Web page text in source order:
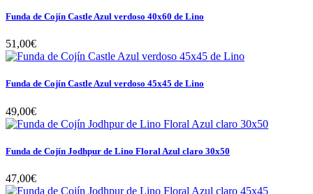
Funda de Cojín Castle Azul verdoso 40x60 de Lino
51,00€
Funda de Cojín Castle Azul verdoso 45x45 de Lino
49,00€
Funda de Cojín Jodhpur de Lino Floral Azul claro 30x50
47,00€